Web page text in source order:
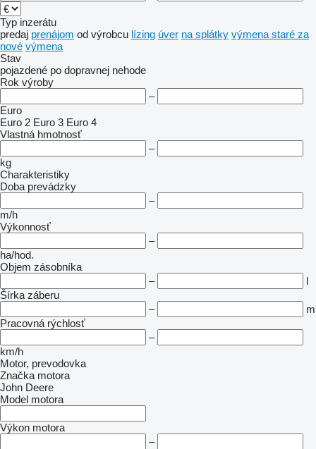
Typ inzerátu
predaj prenájom od výrobcu lízing úver na splátky výmena staré za
nové výmena
Stav
pojazdené po dopravnej nehode
Rok výroby
–
Euro
Euro 2 Euro 3 Euro 4
Vlastná hmotnosť
–
kg
Charakteristiky
Doba prevádzky
–
m/h
Výkonnosť
–
ha/hod.
Objem zásobníka
–
l
Šírka záberu
–
m
Pracovná rýchlosť
–
km/h
Motor, prevodovka
Značka motora
John Deere
Model motora
Výkon motora
–